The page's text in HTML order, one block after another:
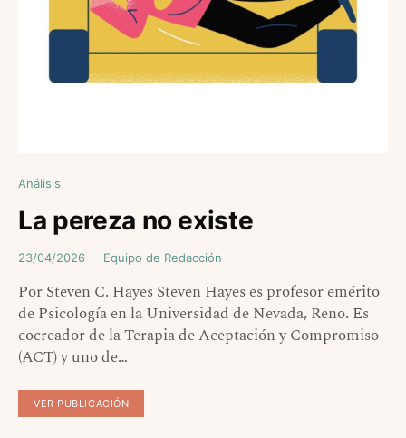
Análisis
La pereza no existe
23/04/2026 Equipo de Redacción
Por Steven C. Hayes Steven Hayes es profesor emérito
de Psicología en la Universidad de Nevada, Reno. Es
cocreador de la Terapia de Aceptación y Compromiso
(ACT) y uno de…
VER PUBLICACIÓN